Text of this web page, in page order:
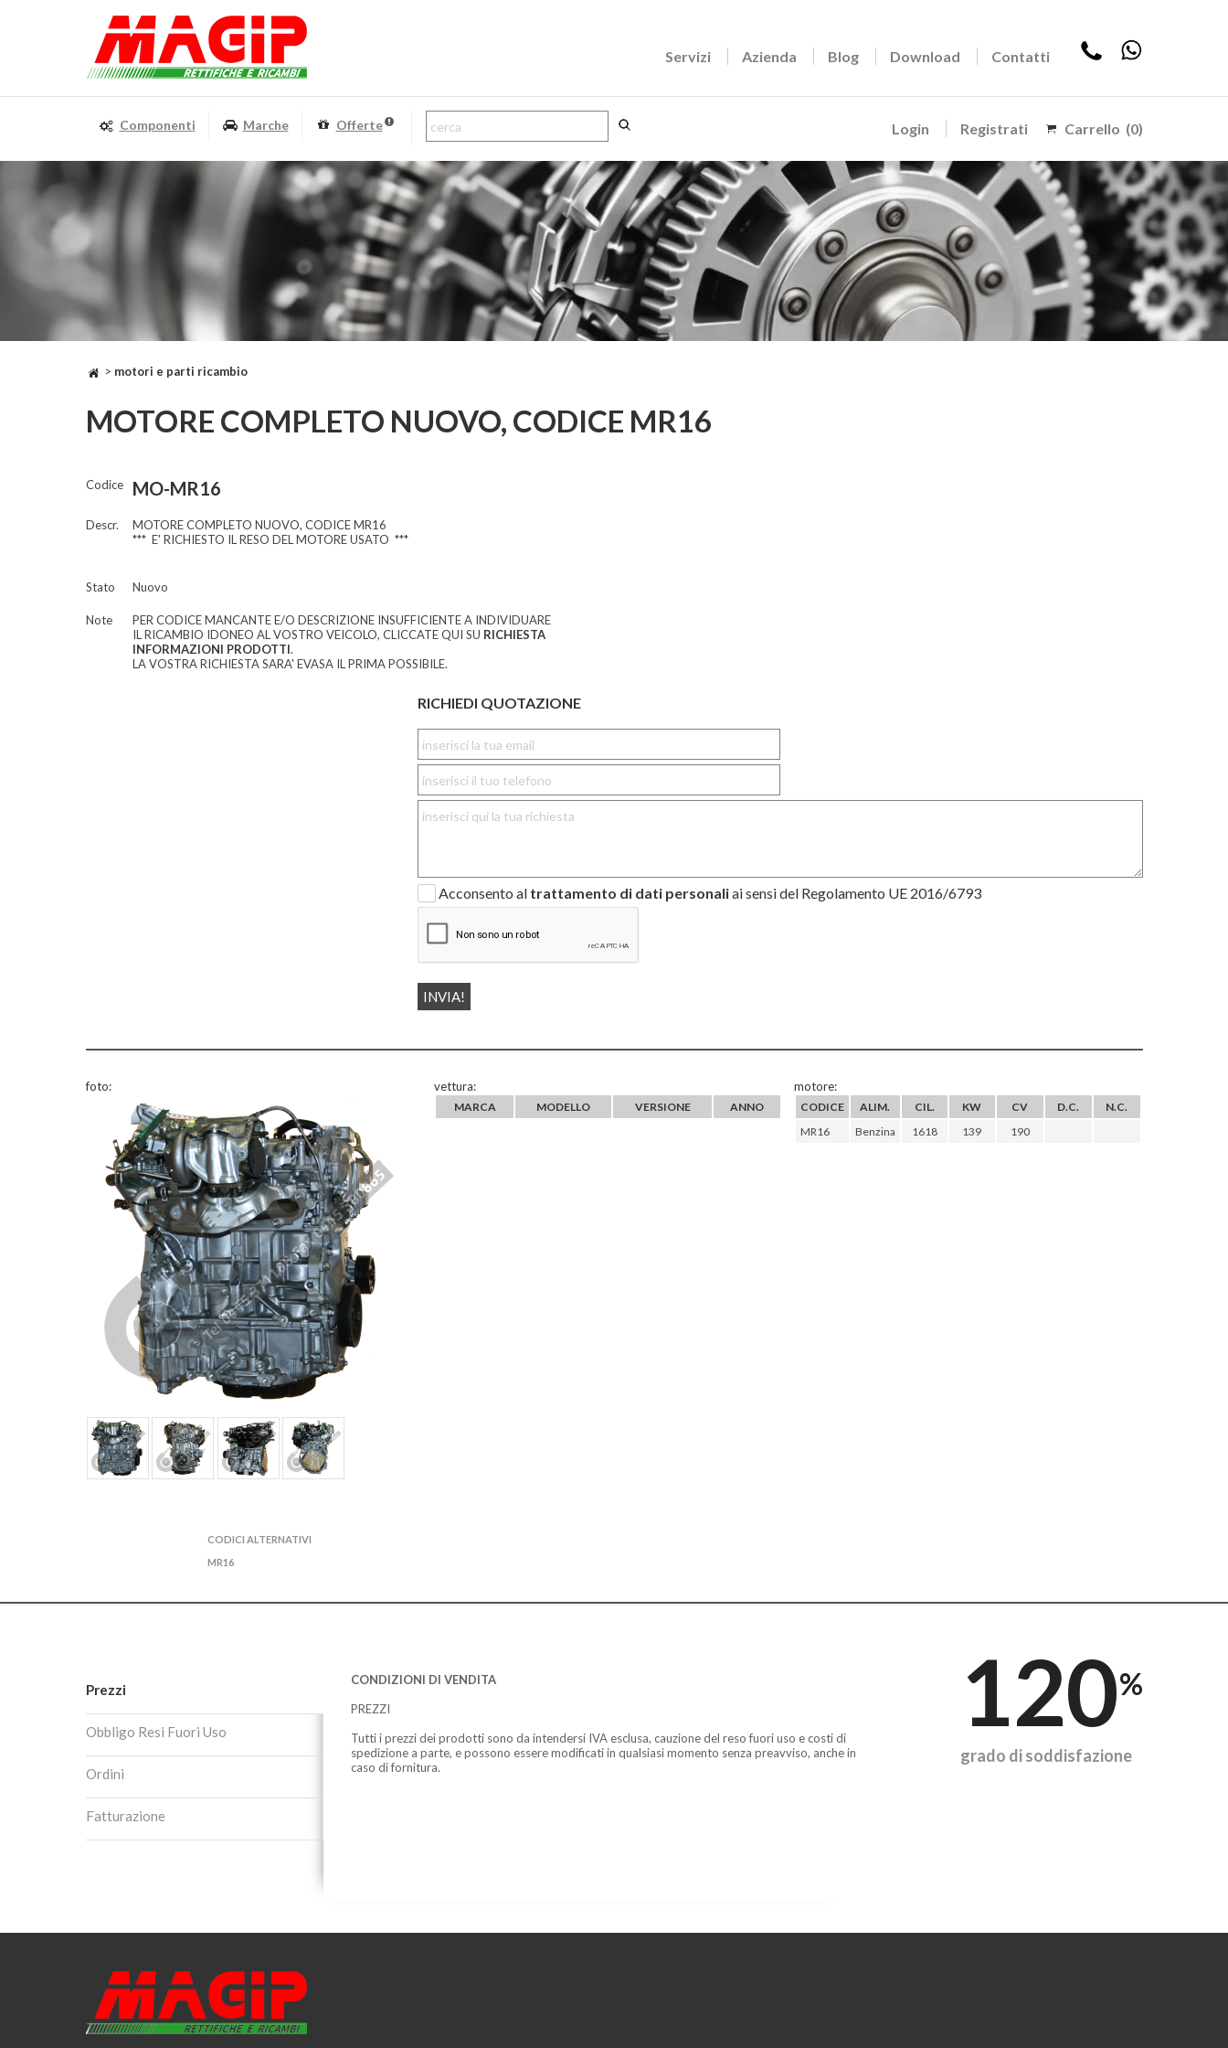
Servizi Azienda Blog Download Contatti
Login Registrati Carrello (0)
Componenti Marche Offerte
> motori e parti ricambio
MOTORE COMPLETO NUOVO, CODICE MR16
Codice MO-MR16
Descr.
MOTORE COMPLETO NUOVO, CODICE MR16
*** E' RICHIESTO IL RESO DEL MOTORE USATO ***
Stato Nuovo
Note
PER CODICE MANCANTE E/O DESCRIZIONE INSUFFICIENTE A INDIVIDUARE
IL RICAMBIO IDONEO AL VOSTRO VEICOLO, CLICCATE QUI SU RICHIESTA
INFORMAZIONI PRODOTTI.
LA VOSTRA RICHIESTA SARA' EVASA IL PRIMA POSSIBILE.
RICHIEDI QUOTAZIONE
Acconsento al trattamento di dati personaliai sensi del Regolamento UE 2016/6793
foto: vettura:
MARCA MODELLO VERSIONE ANNO
motore:
CODICE ALIM. CIL. KW CV D.C.
N.C.
MR16
Benzina 1618 139 190
CODICI ALTERNATIVI
MR16
Prezzi
Obbligo Resi Fuori Uso
Ordini
Fatturazione
CONDIZIONI DI VENDITA
PREZZI
Tutti i prezzi dei prodotti sono da intendersi IVA esclusa, cauzione del reso fuori uso e costi di
spedizione a parte, e possono essere modificati in qualsiasi momento senza preavviso, anche in
caso di fornitura.
120%
grado di soddisfazione